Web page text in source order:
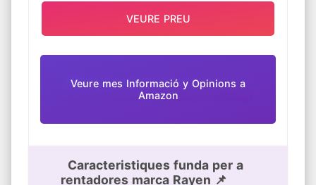
Veure mes Informació y Opinions a
Amazon
Caracteristiques funda per a
rentadores marca Rayen 📌
VEURE PREU